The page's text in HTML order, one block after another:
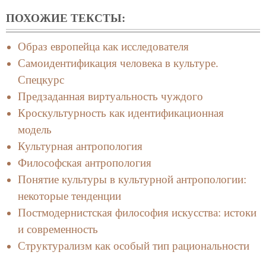
ПОХОЖИЕ ТЕКСТЫ:
Образ европейца как исследователя
Самоидентификация человека в культуре.
Спецкурс
Предзаданная виртуальность чуждого
Кроскультурность как идентификационная
модель
Культурная антропология
Философская антропология
Понятие культуры в культурной антропологии:
некоторые тенденции
Постмодернистская философия искусства: истоки
и современность
Структурализм как особый тип рациональности